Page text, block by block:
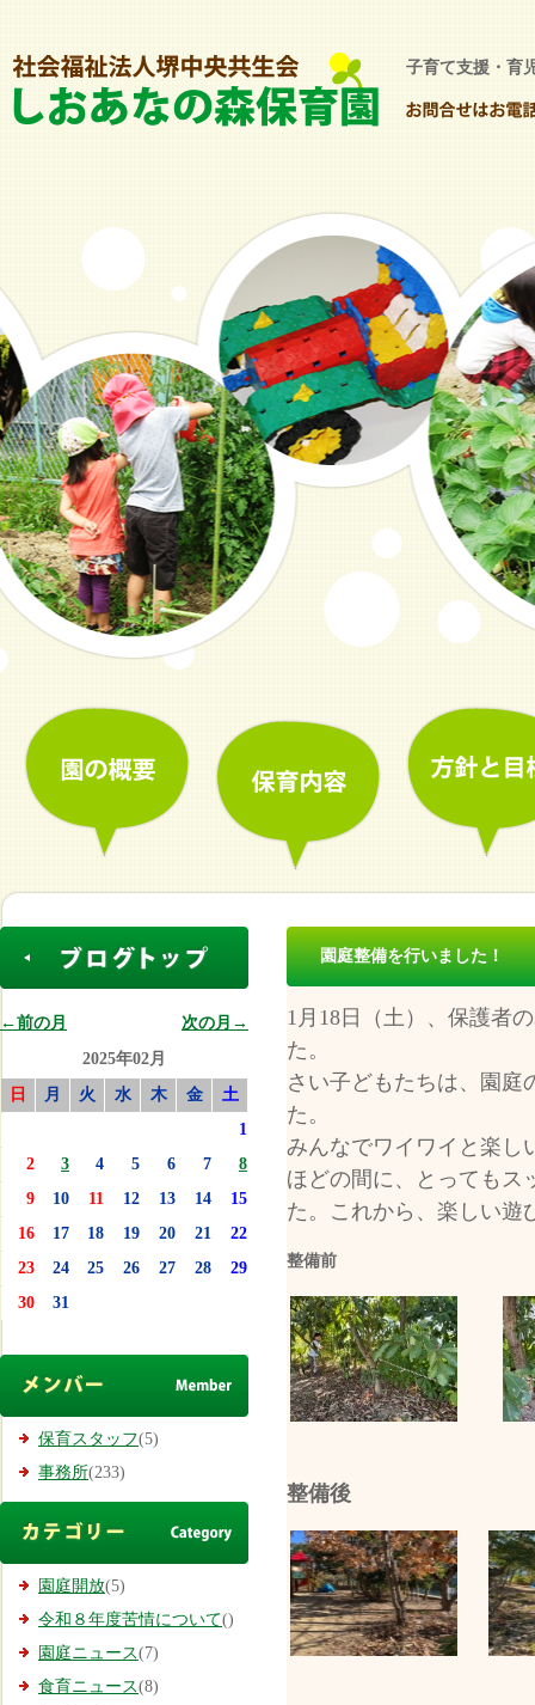
子育て支援・育
←前の月
次の月→
2025年02月
日
月 火 水 木 金
土
1
2
3 4 5 6 7
8
9
10 11 12 13 14
15
16
17 18 19 20 21
22
23
24 25 26 27 28
29
30
31
保育スタッフ(5)
事務所(233)
園庭開放(5)
令和８年度苦情について()
園庭ニュース(7)
食育ニュース(8)
園庭整備を行いました！
1月18日（土）、保護者
た。 剪定ばさみ
さい子どもたちは、園庭
た。
みんなでワ
ほどの間に、とってもス
た。これから
整備前
整備後